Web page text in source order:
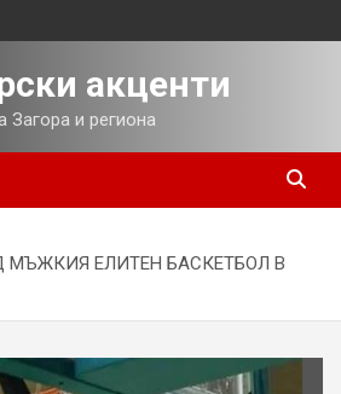
акценти
и региона
МЪЖКИЯ ЕЛИТЕН БАСКЕТБОЛ В